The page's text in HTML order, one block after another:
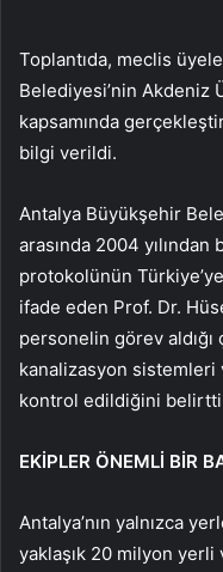
Toplantıda, meclis
Belediyesi’nin Akdeniz
kapsamında
bilgi verildi.
Antalya Büyükşehir
arasında 2004 yılından
protokolünün
ifade eden Prof. Dr.
personelin görev
kanalizasyon sistemleri
kontrol edildiğini
EKİPLER ÖNEMLİ BİR
Antalya’nın yalnızca
yaklaşık 20 milyon